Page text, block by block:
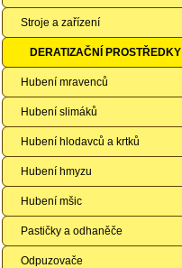
Stroje a zařízení
DERATIZAČNÍ PROSTŘEDKY
Hubení mravenců
Hubení slimáků
Hubení hlodavců a krtků
Hubení hmyzu
Hubení mšic
Pastičky a odhaněče
Odpuzovače